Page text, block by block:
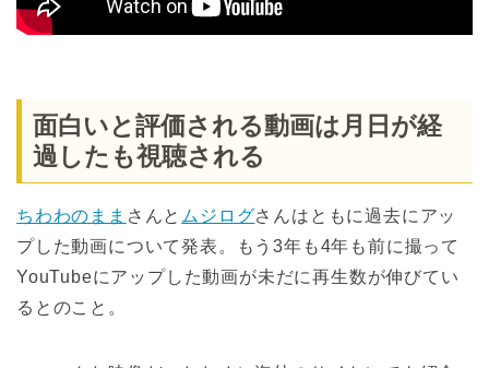
面白いと評価される動画は月日が経
過したも視聴される
ちわわのまま さんと ムジログさんはともに過去にアッ
プした動画について発表。もう3年も4年も前に撮って
YouTubeにアップした動画が未だに再生数が伸びてい
るとのこと。